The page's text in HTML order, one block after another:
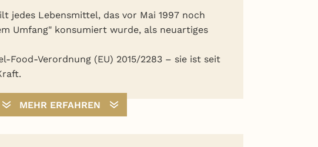
jedes Lebensmittel, das vor Mai 1997 noch
Umfang" konsumiert wurde, als neuartiges
Food-Verordnung (EU) 2015/2283 – sie ist seit
MEHR ERFAHREN